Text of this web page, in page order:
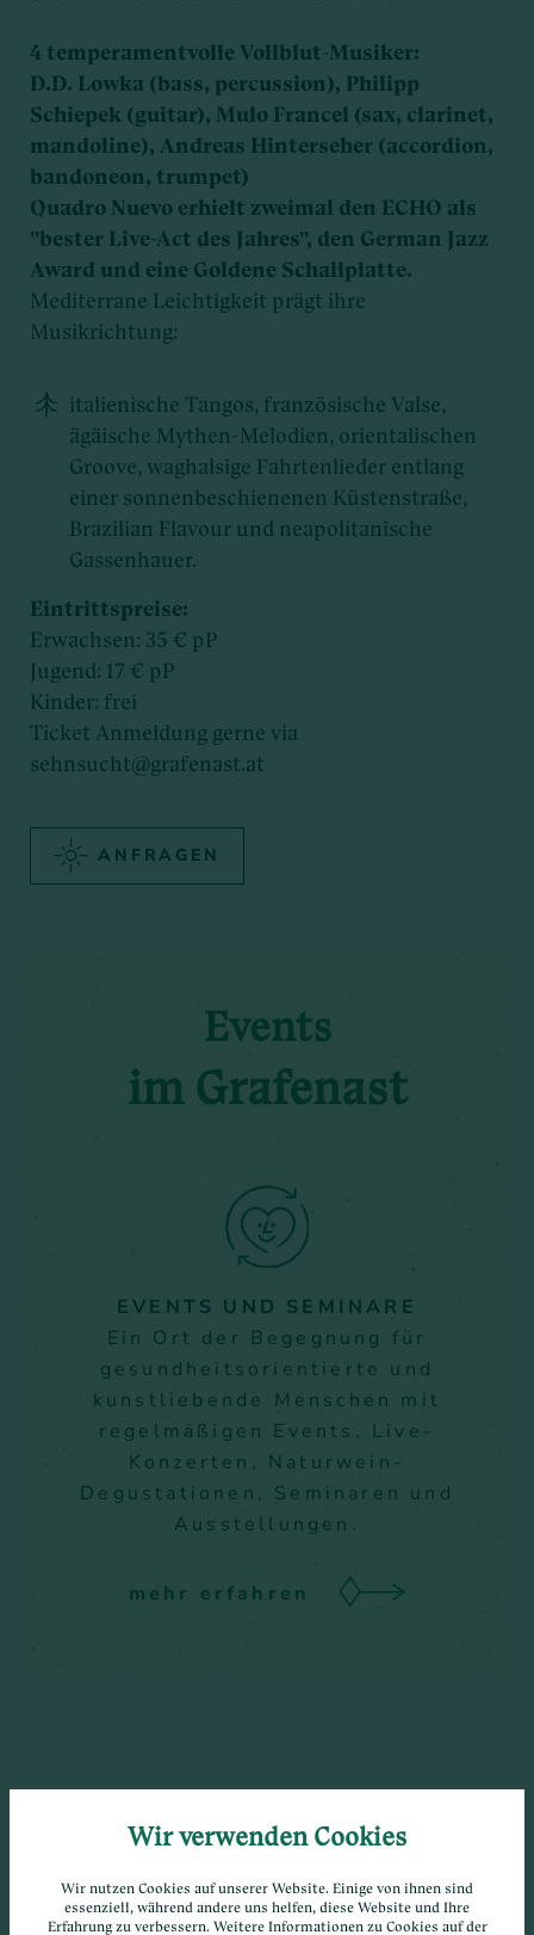
4 temperamentvolle Vollblut-Musiker:
D.D. Lowka (bass, percussion), Philipp
Schiepek (guitar), Mulo Francel (sax, clarinet,
mandoline), Andreas Hinterseher (accordion,
bandoneon, trumpet)
Quadro Nuevo erhielt zweimal den ECHO als
"bester Live-Act des Jahres", den German Jazz
Award und eine Goldene Schallplatte.
Mediterrane Leichtigkeit prägt ihre
Musikrichtung:
italienische Tangos, französische Valse,
ägäische Mythen-Melodien, orientalischen
Groove, waghalsige Fahrtenlieder entlang
einer sonnenbeschienenen Küstenstraße,
Brazilian Flavour und neapolitanische
Gassenhauer.
Eintrittspreise:
Erwachsen: 35 € pP
Jugend: 17 € pP
Kinder: frei
Ticket Anmeldung gerne via
sehnsucht@grafenast.at
ANFRAGEN
Events
im Grafenast
EVENTS UND SEMINARE
Ein Ort der Begegnung für
gesundheitsorientierte und
kunstliebende Menschen mit
regelmäßigen Events, Live-
Konzerten, Naturwein-
Degustationen, Seminaren und
Ausstellungen.
mehr erfahren
Wir verwenden Cookies
Wir nutzen Cookies auf unserer Website. Einige von ihnen sind
essenziell, während andere uns helfen, diese Website und Ihre
Erfahrung zu verbessern. Weitere Informationen zu Cookies auf der